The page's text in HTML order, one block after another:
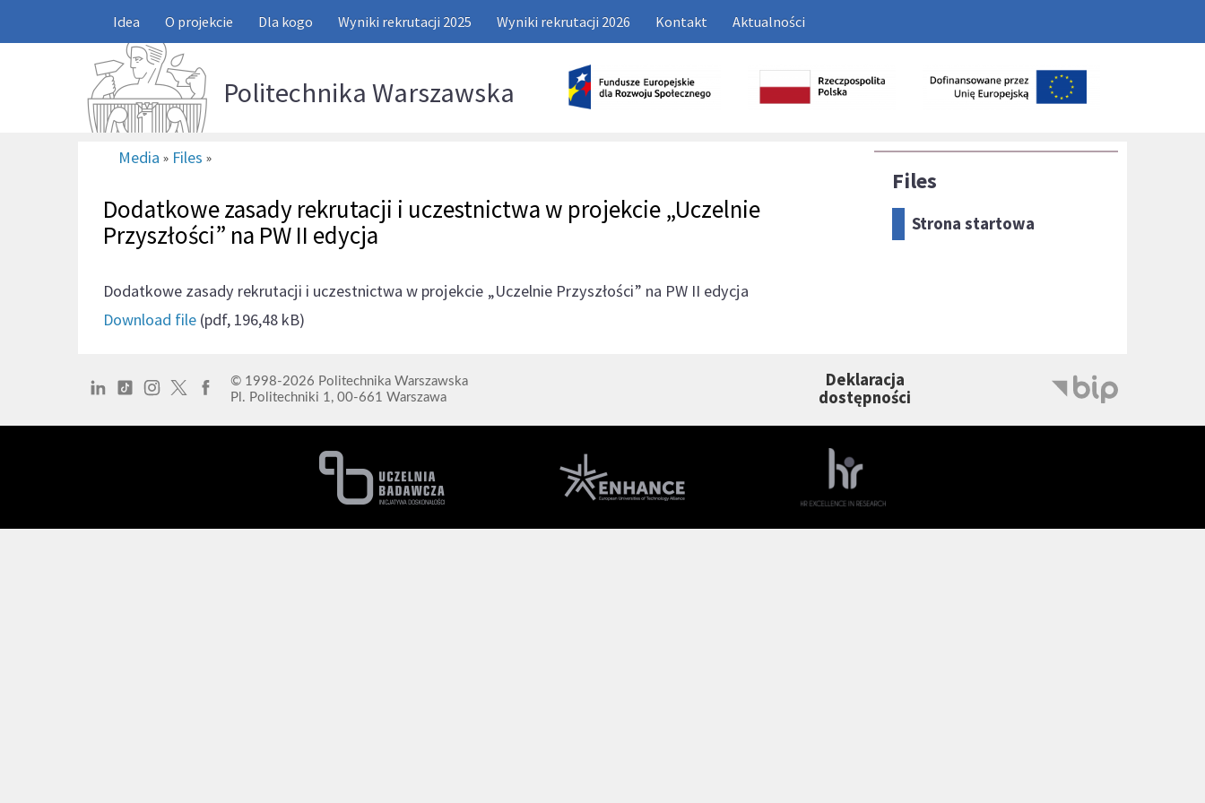
Idea O projekcie Dla kogo Wyniki rekrutacji 2025 Wyniki rekrutacji 2026 Kontakt Aktualności
Politechnika Warszawska
Files
Strona startowa
Media » Files »
Dodatkowe zasady rekrutacji i uczestnictwa w projekcie „Uczelnie
Przyszłości” na PW II edycja
Dodatkowe zasady rekrutacji i uczestnictwa w projekcie „Uczelnie Przyszłości” na PW II edycja
Download file (pdf, 196,48 kB)
© 1998-2026 Politechnika Warszawska
Pl. Politechniki 1, 00-661 Warszawa
Deklaracja
dostępności